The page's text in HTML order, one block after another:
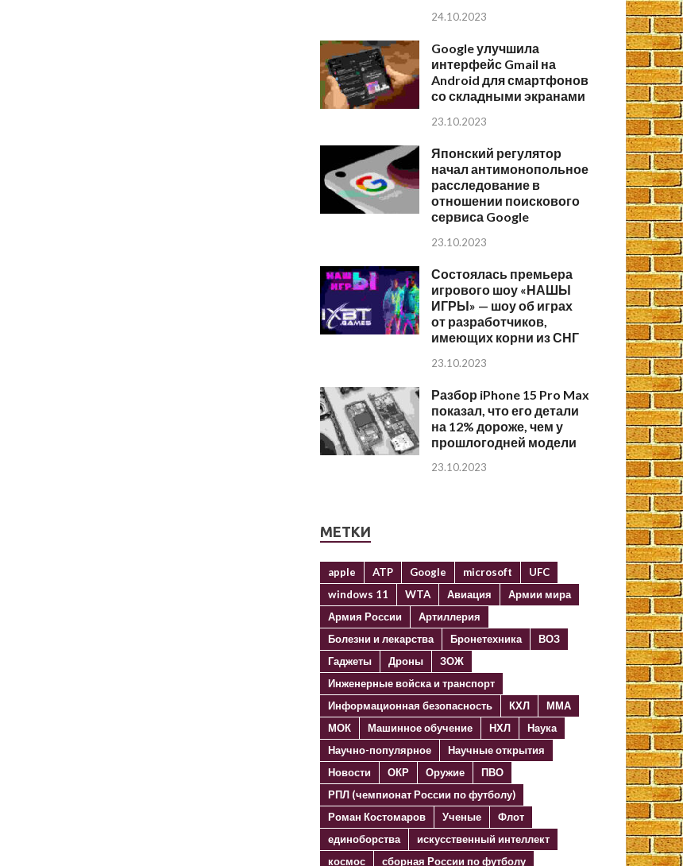
24.10.2023
Google улучшила
интерфейс Gmail на
Android для смартфонов
со складными экранами
23.10.2023
Японский регулятор
начал антимонопольное
расследование в
отношении поискового
сервиса Google
23.10.2023
Состоялась премьера
игрового шоу «НАШЫ
ИГРЫ» — шоу об играх
от разработчиков,
имеющих корни из СНГ
23.10.2023
Разбор iPhone 15 Pro Max
показал, что его детали
на 12% дороже, чем у
прошлогодней модели
23.10.2023
МЕТКИ
apple ATP Google microsoft
UFC
windows 11
WTA Авиация
Армии мира
Армия России
Артиллерия
Болезни и лекарства
Бронетехника
ВОЗ
Гаджеты
Дроны
ЗОЖ
Инженерные войска и транспорт
Информационная безопасность
КХЛ
ММА
МОК
Машинное обучение НХЛ
Наука
Научно-популярное
Научные открытия
Новости
ОКР Оружие
ПВО
РПЛ (чемпионат России по футболу)
Роман Костомаров
Ученые
Флот
единоборства
искусственный интеллект
космос
сборная России по футболу